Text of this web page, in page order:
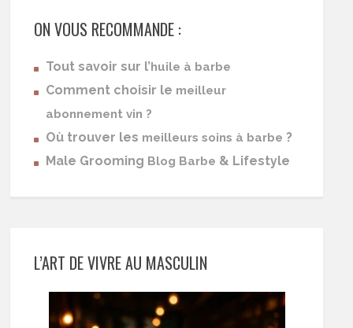
ON VOUS RECOMMANDE :
Tout savoir sur l’huile à barbe
Comment choisir le meilleur
abonnement vin ?
Où trouver les meilleurs soins à barbe ?
Male Grooming Blog Barbe & Lifestyle
L’ART DE VIVRE AU MASCULIN